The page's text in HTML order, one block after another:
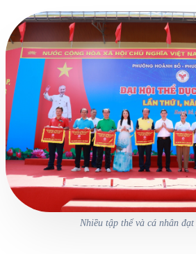
Nhiều tập thể và cá nhân đạt